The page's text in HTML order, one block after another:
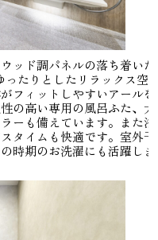
ッド調パネルの落ち着いた
たりとしたリラックス空
フィットしやすいアールを
の高い専用の風呂ふた、大
ーも備えています。また浴
タイムも快適です。室外干
時期のお洗濯にも活躍しま